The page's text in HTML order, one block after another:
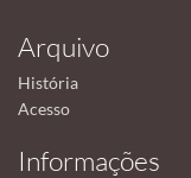
Arquivo
História
Acesso
Informações